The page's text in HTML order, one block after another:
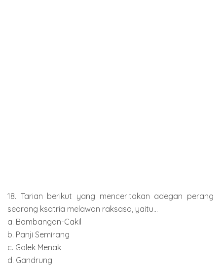
18. Tarian berikut yang menceritakan adegan perang
seorang ksatria melawan raksasa, yaitu...
a. Bambangan-Cakil
b. Panji Semirang
c. Golek Menak
d. Gandrung